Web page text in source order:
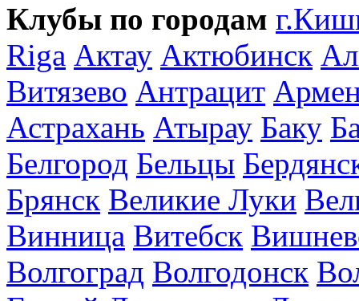
Клубы по городам
Riga Актау Актюбинск
Витязево Антрацит
Астрахань Атырау Баку
Белгород Бельцы
Брянск Великие Луки
Винница Витебск
Волгоград Волгодонск